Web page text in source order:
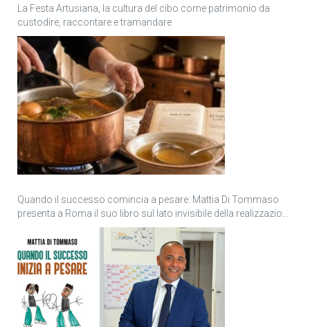
La Festa Artusiana, la cultura del cibo come patrimonio da
custodire, raccontare e tramandare
Quando il successo comincia a pesare: Mattia Di Tommaso
presenta a Roma il suo libro sul lato invisibile della realizzazione